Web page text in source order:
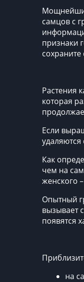
самцов с
признаки
Растения
которая
Если
Как
чем на
женского
Опытный
вызывает
появятся
на